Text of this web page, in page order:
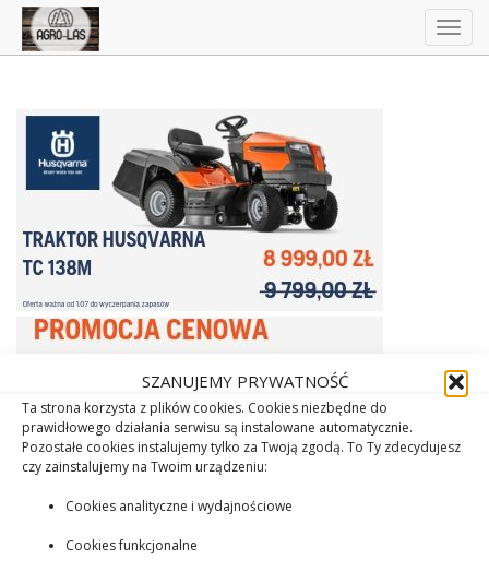
SZANUJEMY PRYWATNOŚĆ
Ta strona korzysta z plików cookies. Cookies niezbędne do
prawidłowego działania serwisu są instalowane automatycznie.
Pozostałe cookies instalujemy tylko za Twoją zgodą. To Ty zdecydujesz
czy zainstalujemy na Twoim urządzeniu:
Cookies analityczne i wydajnościowe
Cookies funkcjonalne